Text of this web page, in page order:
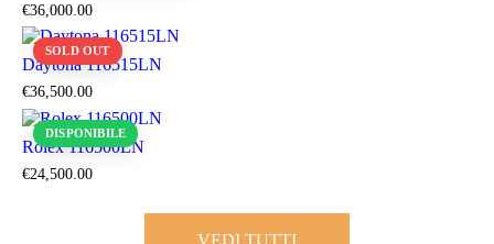
€36,000 00
SOLD OUT
Daytona 116515LN
€36,500.00
DISPONIBILE
Rolex 116500LN
€24,500.00